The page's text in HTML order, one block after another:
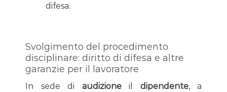
difesa.
Svolgimento del procedimento
disciplinare: diritto di difesa e altre
garanzie per il lavoratore
In sede di audizioneil dipendente, a